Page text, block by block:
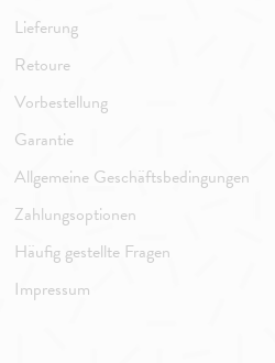
Lieferung
Retoure
Vorbestellung
Garantie
Allgemeine Geschäftsbedingungen
Zahlungsoptionen
Häufig gestellte Fragen
Impressum